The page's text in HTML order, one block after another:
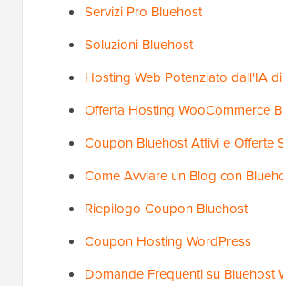
Servizi Pro Bluehost
Soluzioni Bluehost
Hosting Web Potenziato dall'IA
Offerta Hosting WooCommerce
Coupon Bluehost Attivi e Offerte
Come Avviare un Blog con
Riepilogo Coupon Bluehost
Coupon Hosting WordPress
Domande Frequenti su Bluehost